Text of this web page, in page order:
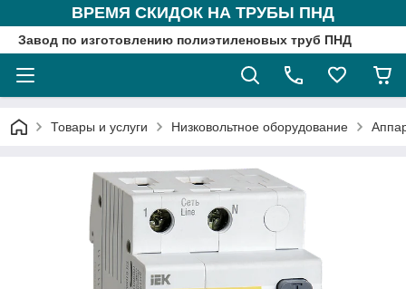
ВРЕМЯ СКИДОК НА ТРУБЫ ПНД
Завод по изготовлению полиэтиленовых труб ПНД
Товары и услуги Низковольтное оборудование